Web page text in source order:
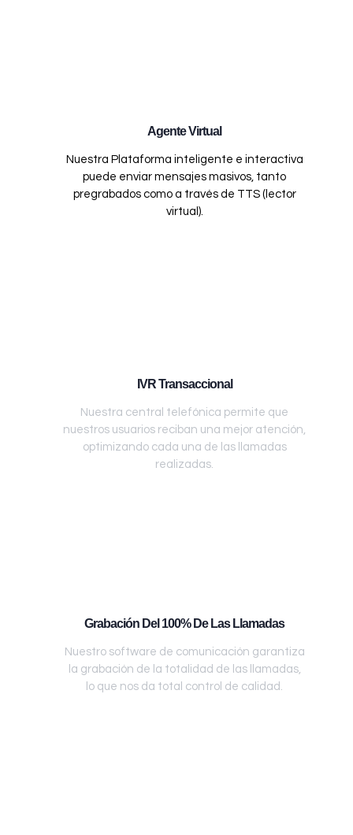
Agente Virtual
Nuestra Plataforma inteligente e interactiva
puede enviar mensajes masivos, tanto
pregrabados como a través de TTS (lector
virtual).
IVR Transaccional
Nuestra central telefónica permite que
nuestros usuarios reciban una mejor atención,
optimizando cada una de las llamadas
realizadas.
Grabación Del 100% De Las Llamadas
Nuestro software de comunicación garantiza
la grabación de la totalidad de las llamadas,
lo que nos da total control de calidad.